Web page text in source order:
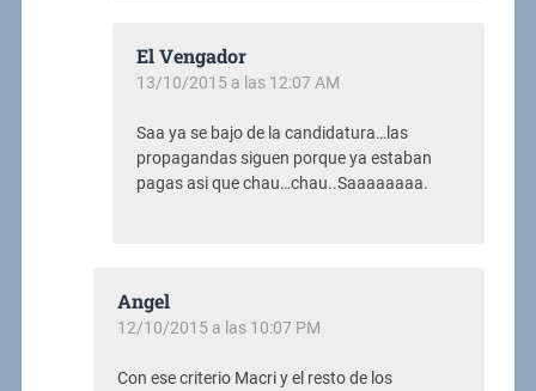
El Vengador
13/10/2015 a las 12:07 AM
Saa ya se bajo de la candidatura…las
propagandas siguen porque ya estaban
pagas asi que chau…chau..Saaaaaaaa.
Angel
12/10/2015 a las 10:07 PM
Con ese criterio Macri y el resto de los